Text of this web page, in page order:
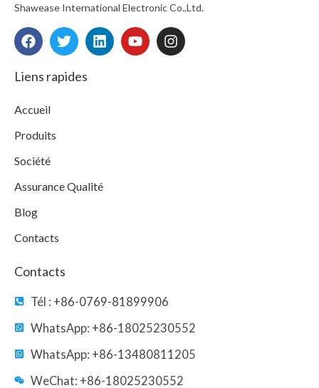
Shawease International Electronic Co.,Ltd.
F
a
e
o
o
k
T
w
t
L
i
Y
o
I
n
Liens rapides
Accueil
Produits
Société
Assurance Qualité
Blog
Contacts
Contacts
Tél : +86-0769-81899906
WhatsApp: +86-18025230552
WhatsApp: +86-13480811205
WeChat: +86-18025230552